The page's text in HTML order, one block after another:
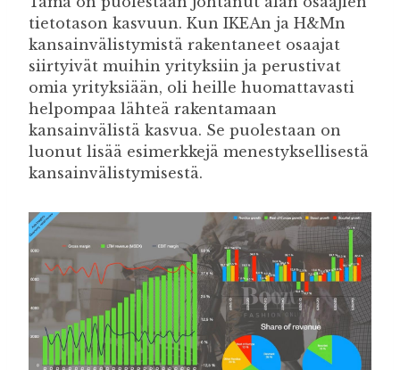
tietotason kasvuun. Kun IKEAn ja H&Mn
kansainvälistymistä rakentaneet osaajat
siirtyivät muihin yrityksiin ja perustivat
omia yrityksiään, oli heille huomattavasti
helpompaa lähteä rakentamaan
kansainvälistä kasvua. Se puolestaan on
luonut lisää esimerkkejä menestyksellisestä
kansainvälistymisestä.